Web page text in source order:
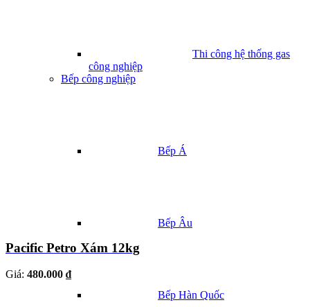
Thi công hệ thống gas
công nghiệp
Bếp công nghiệp
Bếp Á
Bếp Âu
Bếp Hàn Quốc
Pacific Petro Xám 12kg
Giá: 480.000 ₫